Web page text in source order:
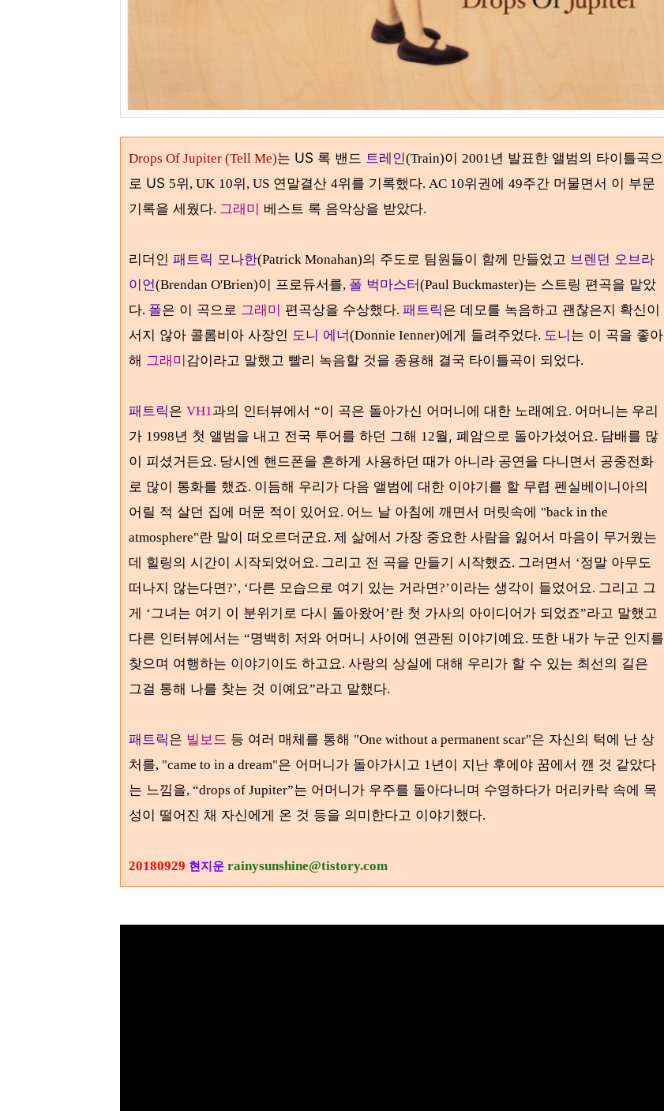
Drops Of Jupiter (Tell Me)는 US 록 밴드 트레인(Train)이 2001년 발표한 앨범의 타이틀곡으
로 US 5위, UK 10위, US 연말결산 4위를 기록했다. AC 10위권에 49주간 머물면서 이 부문
기록을 세웠다. 그래미 베스트 록 음악상을 받았다.
리더인 패트릭 모나한(Patrick Monahan)의 주도로 팀원들이 함께 만들었고 브렌던 오브라
이언(Brendan O'Brien)이 프로듀서를, 폴 벅마스터(Paul Buckmaster)는 스트링 편곡을 맡았
다. 폴은 이 곡으로 그래미 편곡상을 수상했다. 패트릭은 데모를 녹음하고 괜찮은지 확신이
서지 않아 콜롬비아 사장인 도니 에너(Donnie Ienner)에게 들려주었다. 도니는 이 곡을 좋아
해 그래미감이라고 말했고 빨리 녹음할 것을 종용해 결국 타이틀곡이 되었다.
패트릭은 VH1과의 인터뷰에서 “이 곡은 돌아가신 어머니에 대한 노래예요. 어머니는 우리
가 1998년 첫 앨범을 내고 전국 투어를 하던 그해 12월, 폐암으로 돌아가셨어요. 담배를 많
이 피셨거든요. 당시엔 핸드폰을 흔하게 사용하던 때가 아니라 공연을 다니면서 공중전화
로 많이 통화를 했죠. 이듬해 우리가 다음 앨범에 대한 이야기를 할 무렵 펜실베이니아의
어릴 적 살던 집에 머문 적이 있어요. 어느 날 아침에 깨면서 머릿속에 "back in the
atmosphere"란 말이 떠오르더군요. 제 삶에서 가장 중요한 사람을 잃어서 마음이 무거웠는
데 힐링의 시간이 시작되었어요. 그리고 전 곡을 만들기 시작했죠. 그러면서 ‘정말 아무도
떠나지 않는다면?’, ‘다른 모습으로 여기 있는 거라면?’이라는 생각이 들었어요. 그리고 그
게 ‘그녀는 여기 이 분위기로 다시 돌아왔어’ 란 첫 가사의 아이디어가 되었죠”라고 말했고
다른 인터뷰에서는 “명백히 저와 어머니 사이에 연관된 이야기예요. 또한 내가 누군 인지를
찾으며 여행하는 이야기이도 하고요. 사랑의 상실에 대해 우리가 할 수 있는 최선의 길은
그걸 통해 나를 찾는 것 이예요”라고 말했다.
패트릭은 빌보드 등 여러 매체를 통해 "One without a permanent scar"은 자신의 턱에 난 상
처를, "came to in a dream"은 어머니가 돌아가시고 1년이 지난 후에야 꿈에서 깬 것 같았다
는 느낌을, “drops of Jupiter”는 어머니가 우주를 돌아다니며 수영하다가 머리카락 속에 목
성이 떨어진 채 자신에게 온 것 등을 의미한다고 이야기했다.
20180929 현지운 rainysunshine@tistory.com